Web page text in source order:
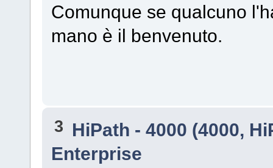
Comunque se qualcuno
mano è il benvenuto.
3 HiPath - 4000 (4000,
Enterprise